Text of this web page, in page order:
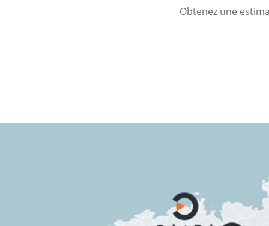
Obtenez une